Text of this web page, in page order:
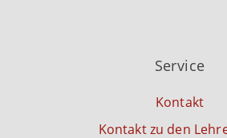
Service
Kontakt
Kontakt zu den